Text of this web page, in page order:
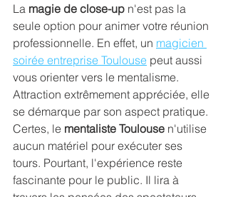
La magie de close-up n'est pas la
seule option pour animer votre réunion
professionnelle. En effet, un magicien
soirée entreprise Toulouse peut aussi
vous orienter vers le mentalisme.
Attraction extrêmement appréciée, elle
se démarque par son aspect pratique.
Certes, le mentaliste Toulouse n'utilise
aucun matériel pour exécuter ses
tours. Pourtant, l'expérience reste
fascinante pour le public. Il lira à